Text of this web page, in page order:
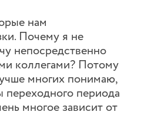
нам
Почему я не
непосредственно
коллегами? Потому
многих понимаю,
переходного периода
многое зависит от